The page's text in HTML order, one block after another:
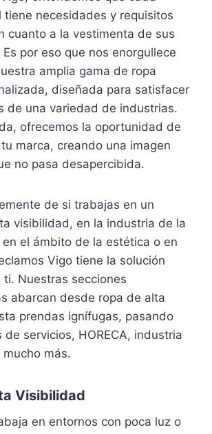
tiene necesidades y requisitos
cuanto a la vestimenta de sus
por eso que nos enorgullece
amplia gama de ropa
diseñada para satisfacer
de una variedad de industrias.
ofrecemos la oportunidad de
marca, creando una imagen
no pasa desapercibida.
de si trabajas en un
visibilidad, en la industria de la
el ámbito de la estética o en
Vigo tiene la solución
Nuestras secciones
abarcan desde ropa de alta
prendas ignífugas, pasando
de servicios, HORECA, industria
más.
Visibilidad
en entornos con poca luz o